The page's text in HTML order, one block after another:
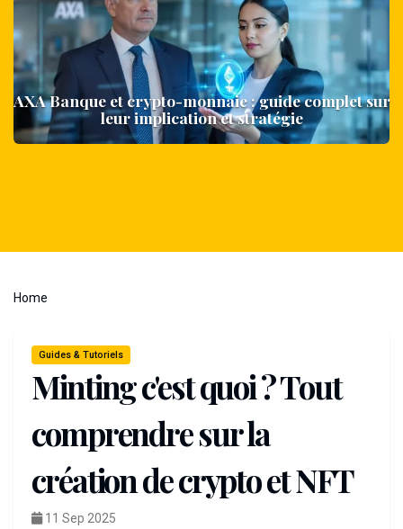
AXA Banque et crypto-monnaie : guide complet sur
leur implication et stratégie
You
Home
Guides & Tutoriels
Minting c'est quoi ? Tout
comprendre sur la
création de crypto et NFT
11 Sep 2025